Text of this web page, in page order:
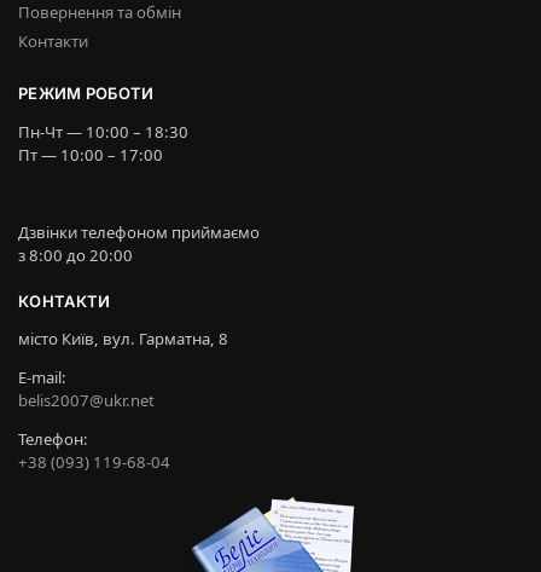
Повернення та обмін
Контакти
РЕЖИМ РОБОТИ
Пн-Чт — 10:00 – 18:30
Пт — 10:00 – 17:00
Дзвінки телефоном приймаємо
з 8:00 до 20:00
КОНТАКТИ
місто Київ, вул. Гарматна, 8
E-mail:
belis2007@ukr.net
Телефон:
+38 (093) 119-68-04